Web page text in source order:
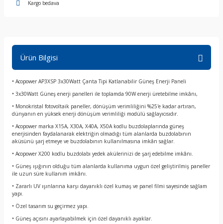
Kargo bedava
Ürün Bilgisi
• Acopower AP3XSP 3x30Watt Çanta Tipi Katlanabilir Güneş Enerji Paneli
• 3x30Watt Güneş enerji panelleri ile toplamda 90W enerji üretebilme imkânı,
• Monokristal fotovoltaik paneller, dönüşüm verimliliğini %25'e kadar artıran,
dünyanın en yüksek enerji dönüşüm verimliliği modülü sağlayıcısıdır.
• Acopower marka X15A, X30A, X40A, X50A kodlu buzdolaplarında güneş
enerjisinden faydalanarak elektriğin olmadığı tüm alanlarda buzdolabının
aküsünü şarj etmeye ve buzdolabının kullanılmasına imkân sağlar.
• Acopower X200 kodlu buzdolabı yedek akülerinizi de şarj edebilme imkânı.
• Güneş ışığının olduğu tüm alanlarda kullanıma uygun özel geliştirilmiş paneller
ile uzun süre kullanım imkânı.
• Zararlı UV ışınlarına karşı dayanıklı özel kumaş ve panel filmi sayesinde sağlam
yapı.
• Özel tasarım su geçirmez yapı.
• Güneş açısını ayarlayabilmek için özel dayanıklı ayaklar.